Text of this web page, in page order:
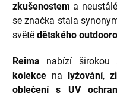
zkušenostem a
se značka stala
světě dětského
Reima nabízí
kolekce na lyžování,
oblečení s UV